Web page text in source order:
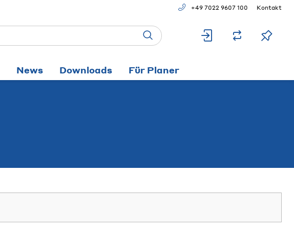
+49 7022 9607 100 Kontakt
News Downloads Für Planer